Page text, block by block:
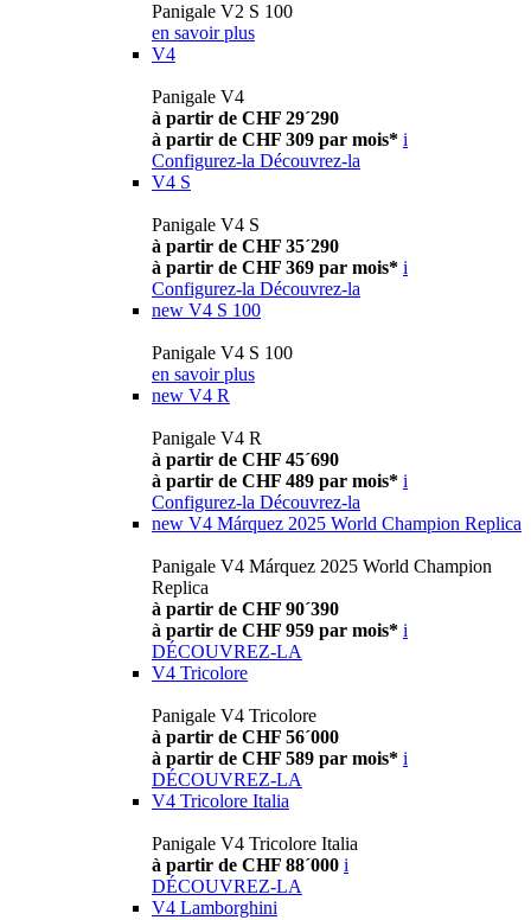
Panigale V2 S 100
en savoir plus
V4
Panigale V4
à partir de CHF 29´290
à partir de CHF 309 par mois* i
Configurez-la Découvrez-la
V4 S
Panigale V4 S
à partir de CHF 35´290
à partir de CHF 369 par mois* i
Configurez-la Découvrez-la
new V4 S 100
Panigale V4 S 100
en savoir plus
new V4 R
Panigale V4 R
à partir de CHF 45´690
à partir de CHF 489 par mois* i
Configurez-la Découvrez-la
new V4 Márquez 2025 World Champion Replica
Panigale V4 Márquez 2025 World Champion
Replica
à partir de CHF 90´390
à partir de CHF 959 par mois* i
DÉCOUVREZ-LA
V4 Tricolore
Panigale V4 Tricolore
à partir de CHF 56´000
à partir de CHF 589 par mois* i
DÉCOUVREZ-LA
V4 Tricolore Italia
Panigale V4 Tricolore Italia
à partir de CHF 88´000 i
DÉCOUVREZ-LA
V4 Lamborghini